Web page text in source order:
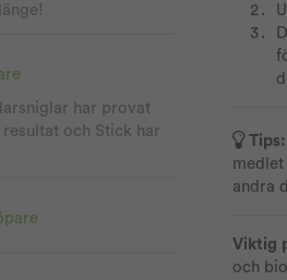
andra
Viktig
och
har provat
och Stick har